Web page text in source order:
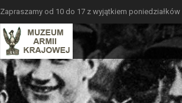
Zapraszamy od 10 do 17 z wyjątkiem poniedziałków